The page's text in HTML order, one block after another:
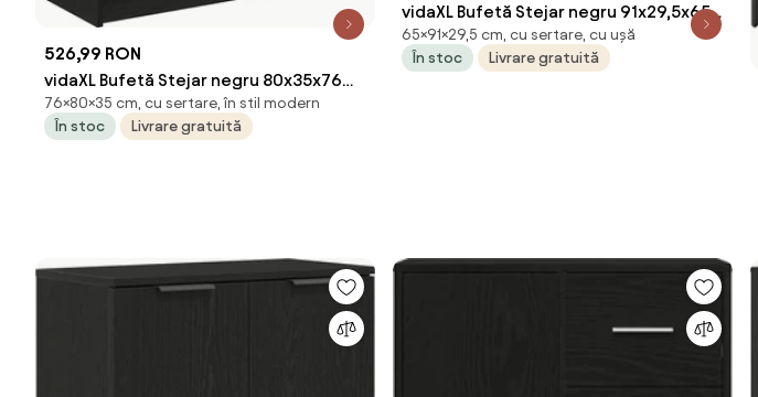
526,99 RON
vidaXL Bufetă Stejar negru 80x35x76
cm Lemn prelucrat
76×80×35 cm, cu sertare, în stil modern
În stoc
Livrare gratuită
vidaXL Bufetă Stejar negru 91x29,5x65
cm Lemn prelucrat
65×91×29,5 cm, cu sertare, cu ușă
În stoc
Livrare gratuită